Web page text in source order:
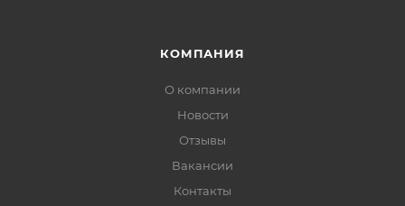
КОМПАНИЯ
О компании
Новости
Отзывы
Вакансии
Контакты